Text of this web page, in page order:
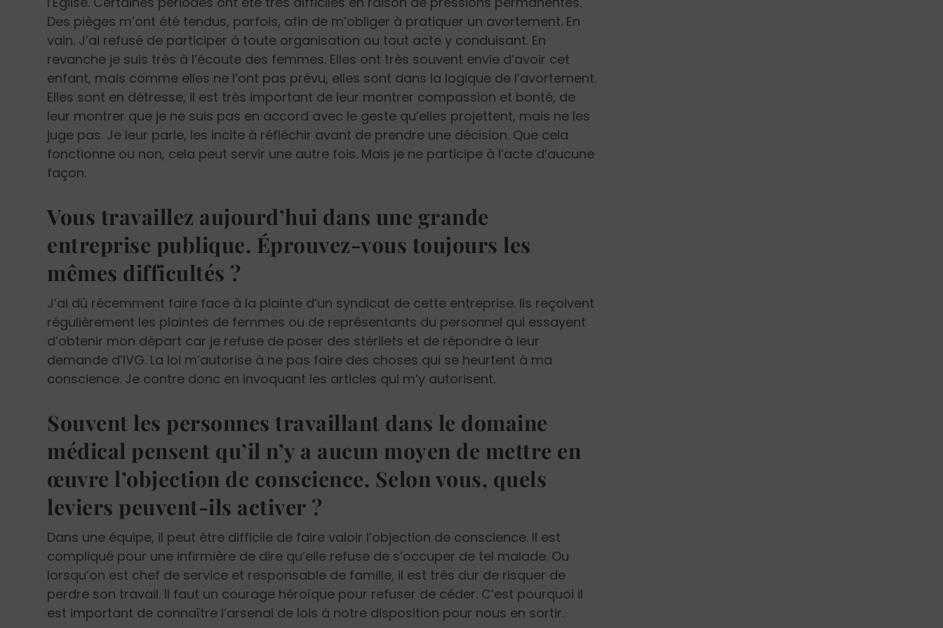
Des pièges m’ont été tendus, parfois, afin de m’obliger à pratiquer un avortement. En
vain. J’ai refusé de participer à toute organisation ou tout acte y conduisant. En
revanche je suis très à l’écoute des femmes. Elles ont très souvent envie d’avoir cet
enfant, mais comme elles ne l’ont pas prévu, elles sont dans la logique de l’avortement.
Elles sont en détresse, il est très important de leur montrer compassion et bonté, de
leur montrer que je ne suis pas en accord avec le geste qu’elles projettent, mais ne les
juge pas. Je leur parle, les incite à réfléchir avant de prendre une décision. Que cela
fonctionne ou non, cela peut servir une autre fois. Mais je ne participe à l’acte d’aucune
façon.
Vous travaillez aujourd’hui dans une grande
entreprise publique. Éprouvez-vous toujours les
mêmes difficultés ?
J’ai dû récemment faire face à la plainte d’un syndicat de cette entreprise. Ils reçoivent
régulièrement les plaintes de femmes ou de représentants du personnel qui essayent
d’obtenir mon départ car je refuse de poser des stérilets et de répondre à leur
demande d’IVG. La loi m’autorise à ne pas faire des choses qui se heurtent à ma
conscience. Je contre donc en invoquant les articles qui m’y autorisent.
Souvent les personnes travaillant dans le domaine
médical pensent qu’il n’y a aucun moyen de mettre en
œuvre l’objection de conscience. Selon vous, quels
leviers peuvent-ils activer ?
Dans une équipe, il peut être difficile de faire valoir l’objection de conscience. Il est
compliqué pour une infirmière de dire qu’elle refuse de s’occuper de tel malade. Ou
lorsqu’on est chef de service et responsable de famille, il est très dur de risquer de
perdre son travail. Il faut un courage héroïque pour refuser de céder. C’est pourquoi il
est important de connaître l’arsenal de lois à notre disposition pour nous en sortir.